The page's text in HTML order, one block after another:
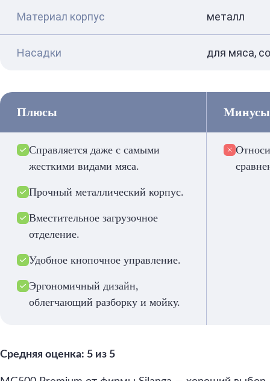
Материал корпус металл
Насадки для мяса,
Плюсы
Справляется даже с самыми
жесткими видами мяса.
Прочный металлический корпус.
Вместительное загрузочное
отделение.
Удобное кнопочное управление.
Эргономичный дизайн,
облегчающий разборку и мойку.
Минусы
Средняя оценка: 5 из 5